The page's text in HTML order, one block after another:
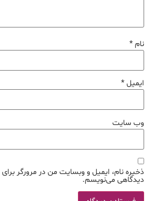
نام*
ایمیل*
وب‌ سایت
ذخیره نام، ایمیل و وبسایت من در مرورگر برای
دیدگاهی می‌نویسم.